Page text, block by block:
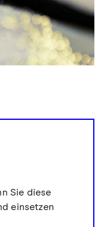
Sie diese
einsetzen